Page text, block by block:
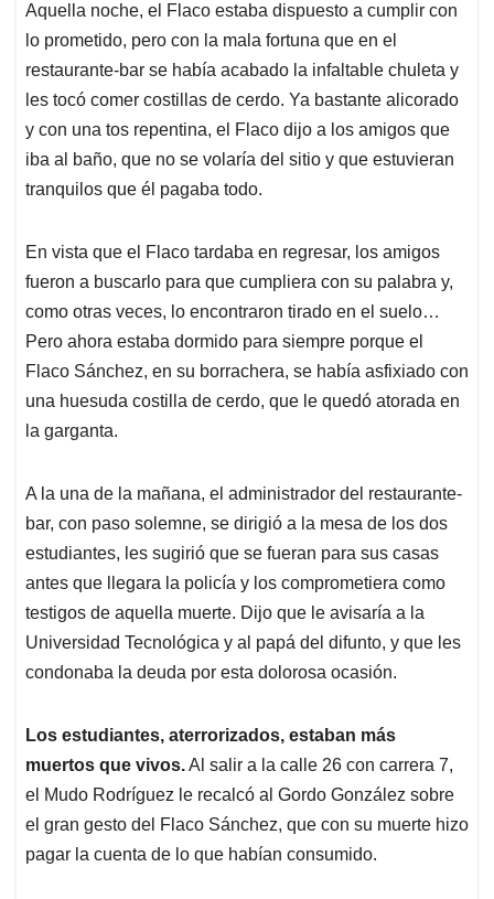
Aquella noche, el Flaco estaba dispuesto a cumplir con
lo prometido, pero con la mala fortuna que en el
restaurante-bar se había acabado la infaltable chuleta y
les tocó comer costillas de cerdo. Ya bastante alicorado
y con una tos repentina, el Flaco dijo a los amigos que
iba al baño, que no se volaría del sitio y que estuvieran
tranquilos que él pagaba todo.
En vista que el Flaco tardaba en regresar, los amigos
fueron a buscarlo para que cumpliera con su palabra y,
como otras veces, lo encontraron tirado en el suelo…
Pero ahora estaba dormido para siempre porque el
Flaco Sánchez, en su borrachera, se había asfixiado con
una huesuda costilla de cerdo, que le quedó atorada en
la garganta.
A la una de la mañana, el administrador del restaurante-
bar, con paso solemne, se dirigió a la mesa de los dos
estudiantes, les sugirió que se fueran para sus casas
antes que llegara la policía y los comprometiera como
testigos de aquella muerte. Dijo que le avisaría a la
Universidad Tecnológica y al papá del difunto, y que les
condonaba la deuda por esta dolorosa ocasión.
Los estudiantes, aterrorizados, estaban más
muertos que vivos.Al salir a la calle 26 con carrera 7,
el Mudo Rodríguez le recalcó al Gordo González sobre
el gran gesto del Flaco Sánchez, que con su muerte hizo
pagar la cuenta de lo que habían consumido.